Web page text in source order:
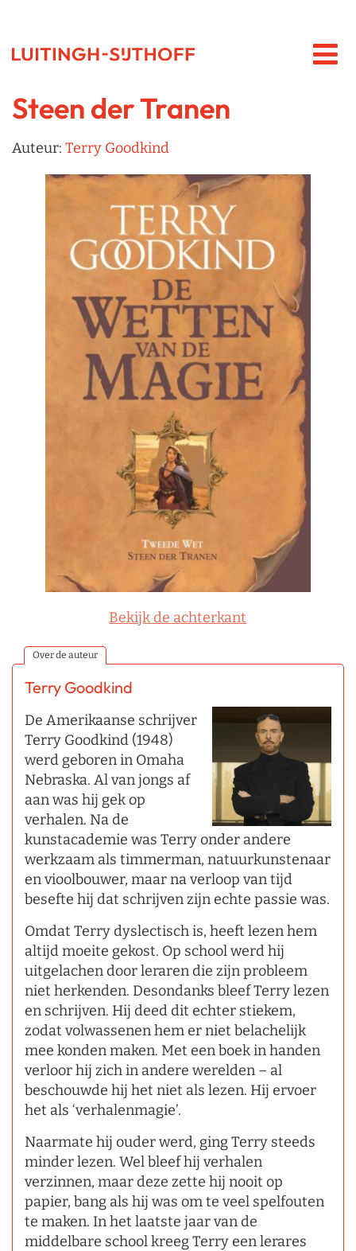
Steen der Tranen
Auteur: Terry Goodkind
Bekijk de achterkant
Over de auteur
Terry Goodkind
De Amerikaanse schrijver
Terry Goodkind (1948)
werd geboren in Omaha
Nebraska. Al van jongs af
aan was hij gek op
verhalen. Na de
kunstacademie was Terry onder andere
werkzaam als timmerman, natuurkunstenaar
en vioolbouwer, maar na verloop van tijd
besefte hij dat schrijven zijn echte passie was.
Omdat Terry dyslectisch is, heeft lezen hem
altijd moeite gekost. Op school werd hij
uitgelachen door leraren die zijn probleem
niet herkenden. Desondanks bleef Terry lezen
en schrijven. Hij deed dit echter stiekem,
zodat volwassenen hem er niet belachelijk
mee konden maken. Met een boek in handen
verloor hij zich in andere werelden – al
beschouwde hij het niet als lezen. Hij ervoer
het als ‘verhalenmagie’.
Naarmate hij ouder werd, ging Terry steeds
minder lezen. Wel bleef hij verhalen
verzinnen, maar deze zette hij nooit op
papier, bang als hij was om te veel spelfouten
te maken. In het laatste jaar van de
middelbare school kreeg Terry een lerares